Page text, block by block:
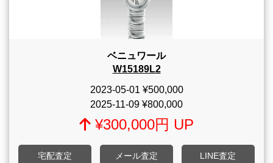
ベニュワール
W15189L2
2023-05-01 ¥500,000
2025-11-09 ¥800,000
¥300,000円 UP
宅配査定 メール査定 LINE査定